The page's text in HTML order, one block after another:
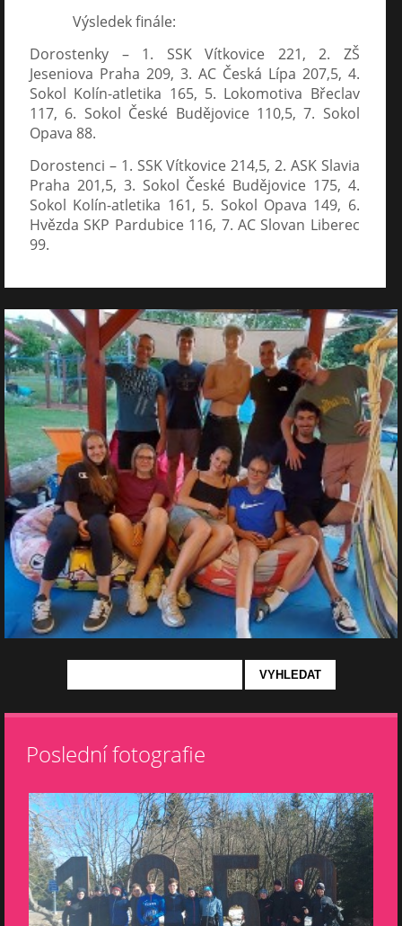
Výsledek finále:
Dorostenky – 1. SSK Vítkovice 221, 2. ZŠ
Jeseniova Praha 209, 3. AC Česká Lípa 207,5, 4.
Sokol Kolín-atletika 165, 5. Lokomotiva Břeclav
117, 6. Sokol České Budějovice 110,5, 7. Sokol
Opava 88.
Dorostenci – 1. SSK Vítkovice 214,5, 2. ASK Slavia
Praha 201,5, 3. Sokol České Budějovice 175, 4.
Sokol Kolín-atletika 161, 5. Sokol Opava 149, 6.
Hvězda SKP Pardubice 116, 7. AC Slovan Liberec
99.
Poslední fotografie